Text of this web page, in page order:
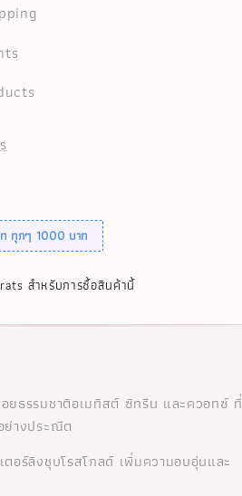
ทุกๆ 1000 บาท
สำหรับการซื้อสินค้านี้
ยธรรมชาติอเมทิสต์ ซิทรีน และควอทซ์ ที่
ย่างประณีต
ตอร์ลิงชุบโรสโกลด์ เพิ่มความอบอุ่นและ